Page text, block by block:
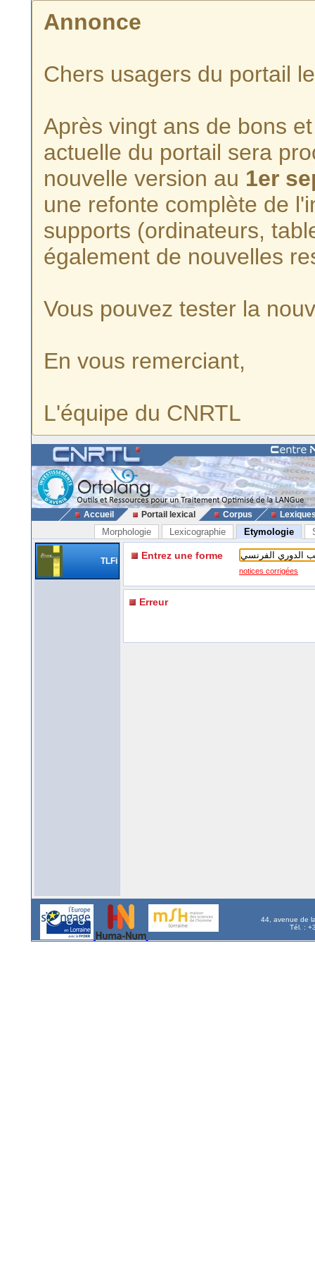
Annonce
Chers usagers du portail
Après vingt ans de bons
actuelle du portail sera
nouvelle version au 1er
une refonte complète de
supports (ordinateurs,
également de nouvelles
Vous pouvez tester la
En vous remerciant,
L'équipe du CNRTL
Accueil Portail lexical Corpus
Morphologie Lexicographie Etymologie
TLFi Entrez une forme
notices corrigées
Erreur
44, avenue de
Tél. :